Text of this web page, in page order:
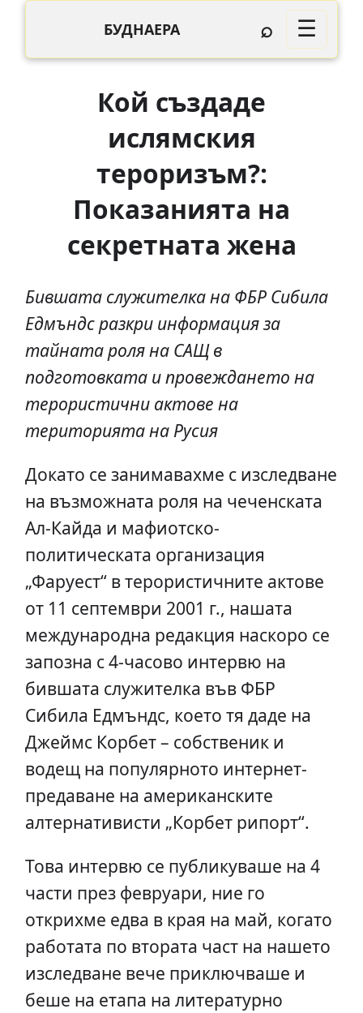
БУДНАЕРА ⌕ ☰
Кой създаде
ислямския
тероризъм?:
Показанията на
секретната жена
Бившата служителка на ФБР Сибила
Едмъндс разкри информация за
тайната роля на САЩ в
подготовката и провеждането на
терористични актове на
територията на Русия
Докато се занимавахме с изследване
на възможната роля на чеченската
Ал-Кайда и мафиотско-
политическата организация
„Фаруест“ в терористичните актове
от 11 септември 2001 г., нашата
международна редакция наскоро се
запозна с 4-часово интервю на
бившата служителка във ФБР
Сибила Едмъндс, което тя даде на
Джеймс Корбет – собственик и
водещ на популярното интернет-
предаване на американските
алтернативисти „Корбет рипорт“.
Това интервю се публикуваше на 4
части през февруари, ние го
открихме едва в края на май, когато
работата по втората част на нашето
изследване вече приключваше и
беше на етапа на литературно